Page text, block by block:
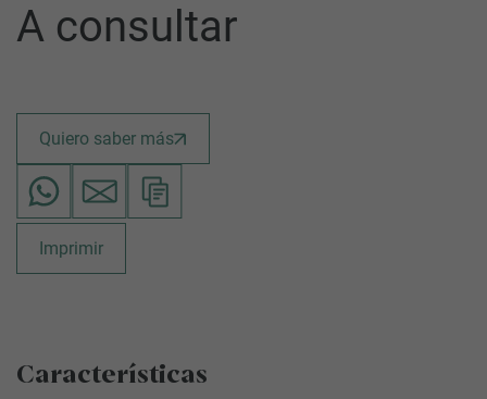
A consultar
Quiero saber más
Imprimir
Características